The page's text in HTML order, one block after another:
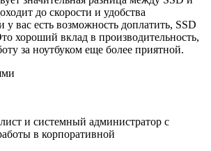
до скорости и удобства
у вас есть возможность доплатить, SSD
хороший вклад в производительность,
за ноутбуком еще более приятной.
и системный администратор с
в корпоративной